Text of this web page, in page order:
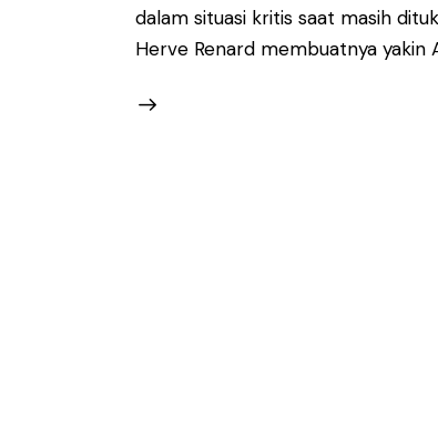
dalam situasi kritis saat masih
Herve Renard membuatnya yakin